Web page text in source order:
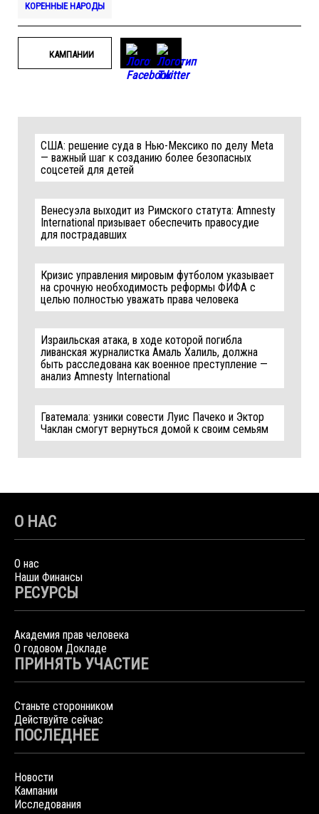
КОРЕННЫЕ НАРОДЫ
КАМПАНИИ
США: решение суда в Нью-Мексико по делу Meta
— важный шаг к созданию более безопасных
соцсетей для детей
Венесуэла выходит из Римского статута: Amnesty
International призывает обеспечить правосудие
для пострадавших
Кризис управления мировым футболом указывает
на срочную необходимость реформы ФИФА с
целью полностью уважать права человека
Израильская атака, в ходе которой погибла
ливанская журналистка Амаль Халиль, должна
быть расследована как военное преступление —
анализ Amnesty International
Гватемала: узники совести Луис Пачеко и Эктор
Чаклан смогут вернуться домой к своим семьям
О НАС
О нас
Наши Финансы
РЕСУРСЫ
Академия прав человека
О годовом Докладе
ПРИНЯТЬ УЧАСТИЕ
Станьте сторонником
Действуйте сейчас
ПОСЛЕДНЕЕ
Новости
Кампании
Исследования